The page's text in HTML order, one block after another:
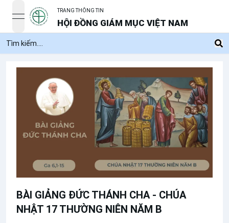
open navigation menu
TRANG THÔNG TIN
HỘI ĐỒNG GIÁM MỤC VIỆT NAM
BÀI GIẢNG ĐỨC THÁNH CHA - CHÚA
NHẬT 17 THƯỜNG NIÊN NĂM B